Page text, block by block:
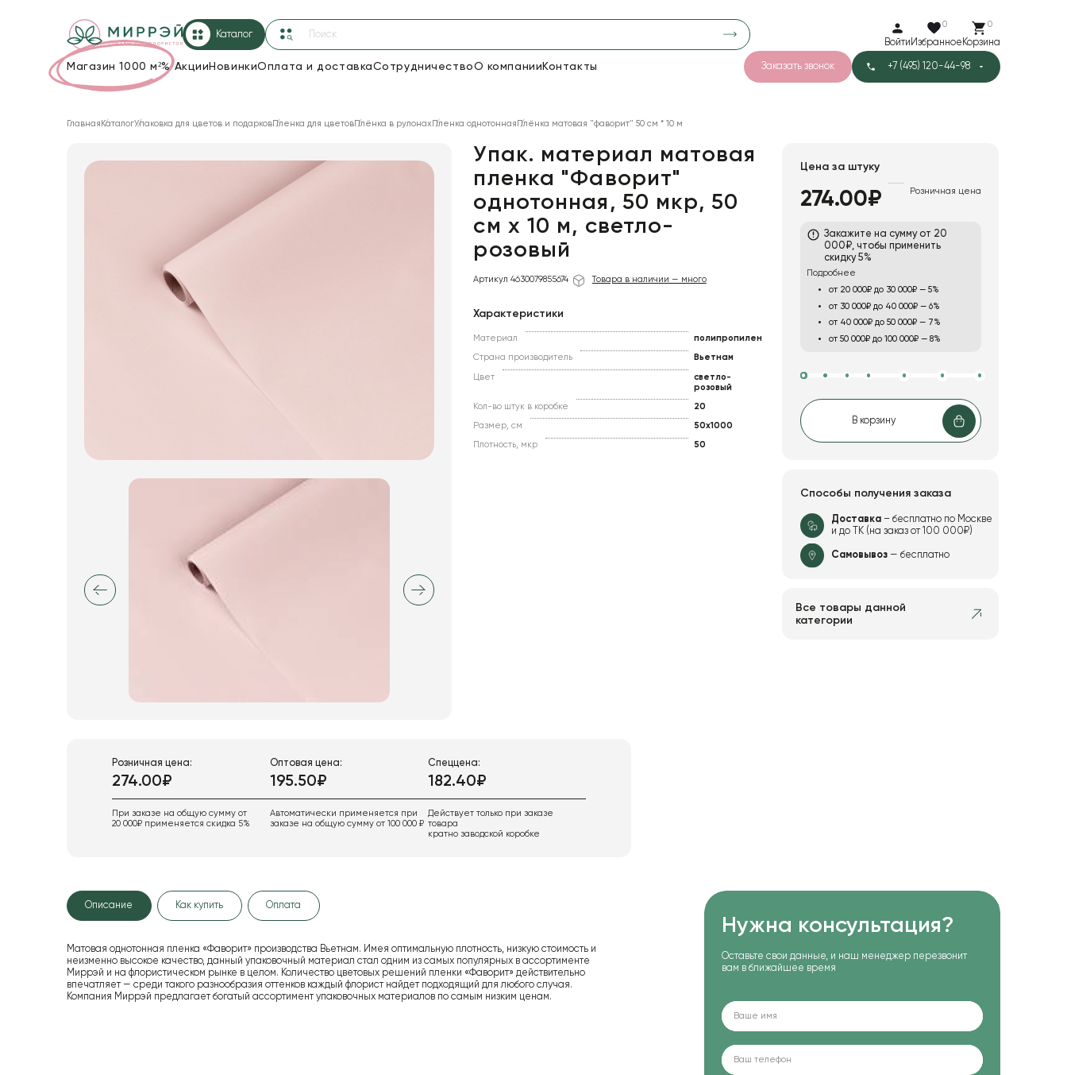
Каталог
Войти
0
Избранное
0
Корзина
Магазин 1000 м²%Акции НовинкиОплата и доставкаСотрудничествоО компании Контакты Заказать звонок +7 (495) 120-44-98
Пленка
18
Сетка6
Корзины и плетеные изделия
Товары для флористов
Пакеты для цветов и подарков
Искусственные цветы и растения
Свечи
Главная КаталогУпаковка для цветов и подарковПленка для цветовПлёнка в рулонахПленка однотонная Плёнка матовая "фаворит" 50 см * 10 м
Упак. материал матовая
пленка "Фаворит"
однотонная, 50 мкр, 50
см х 10 м, светло-
розовый
Артикул 4630079855674 Товара в наличии — много
Характеристики
Материал полипропилен
Страна производитель Вьетнам
Цвет
светло-
розовый
Кол-во штук в коробке 20
Размер, см 50x1000
Плотность, мкр 50
Розничная цена:
274.00₽
При заказе на общую сумму от
20 000₽ применяется скидка 5%
Оптовая цена:
195.50₽
Автоматически применяется при
заказе на общую сумму от 100 000 ₽
Спеццена:
182.40₽
Действует только при заказе
товара
кратно заводской коробке
Цена за штуку
274.00₽ Розничная цена
Закажите на сумму от 20
000₽, чтобы применить
скидку 5%
Подробнее
от 20 000₽ до 30 000₽ — 5%
от 30 000₽ до 40 000₽ — 6%
от 40 000₽ до 50 000₽ — 7%
от 50 000₽ до 100 000₽ — 8%
В корзину
Способы получения заказа
Доставка– бесплатно по Москве
и до ТК (на заказ от 100 000₽)
Самовывоз— бесплатно
Все товары данной
категории
Описание Как купить Оплата
Матовая однотонная пленка «Фаворит» производства Вьетнам. Имея оптимальную плотность, низкую стоимость и
неизменно высокое качество, данный упаковочный материал стал одним из самых популярных в ассортименте
Миррэй и на флористическом рынке в целом. Количество цветовых решений пленки «Фаворит» действительно
впечатляет — среди такого разнообразия оттенков каждый флорист найдет подходящий для любого случая.
Компания Миррэй предлагает богатый ассортимент упаковочных материалов по самым низким ценам.
Нужна консультация?
Оставьте свои данные, и наш менеджер перезвонит
вам в ближайшее время